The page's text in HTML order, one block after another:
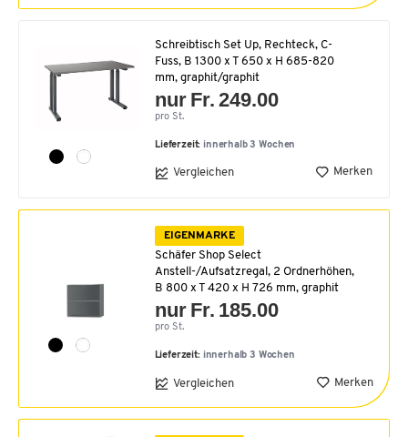
Schreibtisch Set Up, Rechteck, C-
Fuss, B 1300 x T 650 x H 685-820
mm, graphit/graphit
nur Fr. 249.00
pro St.
Lieferzeit: innerhalb 3 Wochen
Vergleichen Merken
EIGENMARKE
Schäfer Shop Select
Anstell-/Aufsatzregal, 2 Ordnerhöhen,
B 800 x T 420 x H 726 mm, graphit
nur Fr. 185.00
pro St.
Lieferzeit: innerhalb 3 Wochen
Vergleichen Merken